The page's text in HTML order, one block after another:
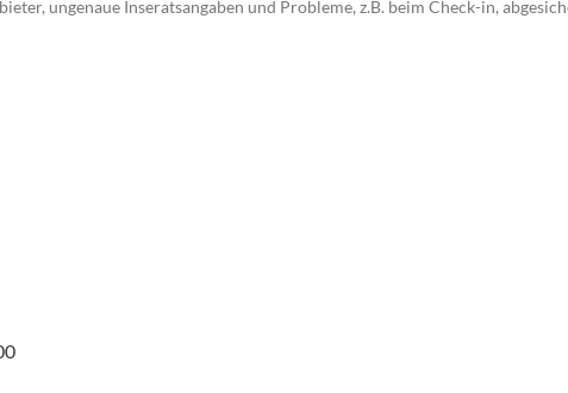
ungenaue Inseratsangaben und Probleme, z.B. beim Check-in,